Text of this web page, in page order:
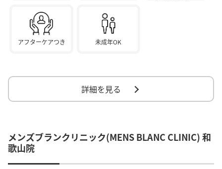
アフターケアつき 未成年OK
詳細を見る
メンズブランクリニック(MENS BLANC CLINIC) 和
歌山院